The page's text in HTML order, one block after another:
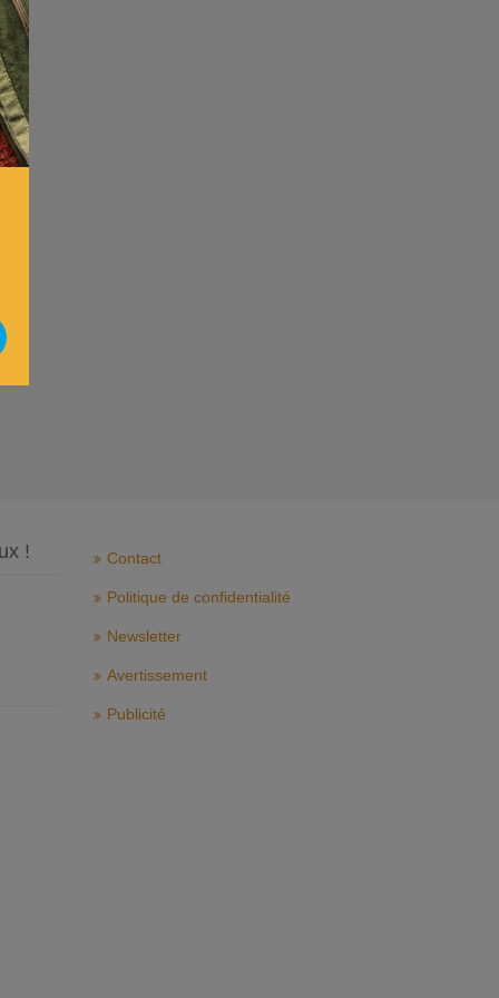
! Contact
Politique de confidentialité
Newsletter
Avertissement
Publicité